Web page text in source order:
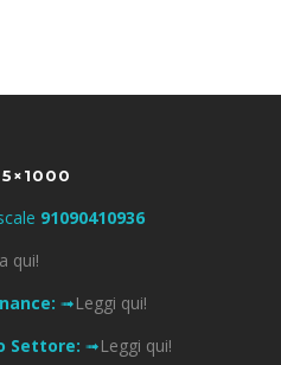
5×1000
91090410936
qui!
➟Leggi qui!
Settore: ➟Leggi qui!